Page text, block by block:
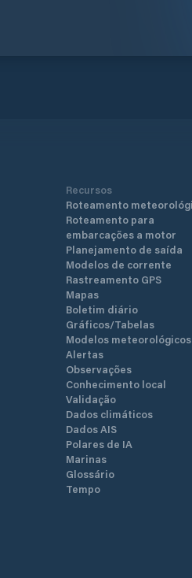
Recursos
Roteamento
Roteamento para
embarcações a motor
Planejamento de saída
Modelos de corrente
Rastreamento GPS
Mapas
Boletim diário
Gráficos/Tabelas
Modelos meteorológicos
Alertas
Observações
Conhecimento local
Validação
Dados climáticos
Dados AIS
Polares de IA
Marinas
Glossário
Tempo